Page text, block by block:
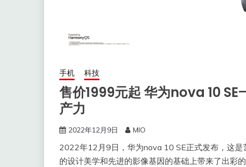
手机 科技
售价1999元起 华为nova 10
产力
2022年12月9日 MIO
2022年12月9日，华为nova 10 SE正式发布，这
的设计美学和先进的影像基因的基础上带来了出彩